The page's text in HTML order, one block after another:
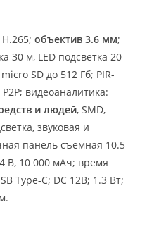
H.265;объектив 3.6 мм;
30 м, LED подсветка 20
SD до 512 Гб; PIR-
P2P; видеоаналитика:
и людей, SMD,
звуковая и
панель съемная 10.5
В, 10 000 мАч; время
Type-C; DC 12В; 1.3 Вт;